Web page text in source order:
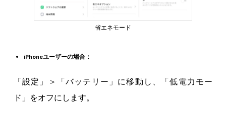
省エネモード
iPhoneユーザーの場合：
「設定」＞「バッテリー」に移動し、「低電力モー
ド」をオフにします。